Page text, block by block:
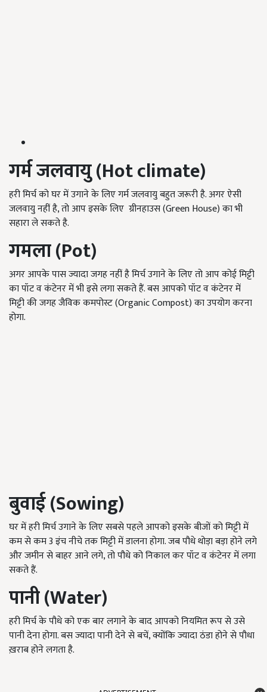
गर्मजलवायु(Hot climate)
हरी मिर्च को घर में उगाने के लिए गर्म जलवायु बहुत जरूरी है. अगर ऐसी
जलवायु नहीं है, तो आप इसके लिए ग्रीनहाउस (Green House) का भी
सहारा ले सकते है.
गमला(Pot)
अगर आपके पास ज्यादा जगह नहीं है मिर्च उगाने के लिए तो आप कोई मिट्टी
का पॉट व कंटेनर में भी इसे लगा सकते हैं. बस आपको पॉट व कंटेनर में
मिट्टी की जगह जैविक कमपोस्ट (Organic Compost) का उपयोग करना
होगा.
बुवाई(Sowing)
घर में हरी मिर्च उगाने के लिए सबसे पहले आपको इसके बीजों को मिट्टी में
कम से कम 3 इंच नीचे तक मिट्टी में डालना होगा. जब पौधे थोड़ा बड़ा होने लगे
और जमीन से बाहर आने लगे, तो पौधे को निकाल कर पॉट व कंटेनर में लगा
सकते हैं.
पानी(Water)
हरी मिर्च के पौधे को एक बार लगाने के बाद आपको नियमित रूप से उसे
पानी देना होगा. बस ज्यादा पानी देने से बचें, क्योंकि ज्यादा ठंडा होने से पौधा
ख़राब होने लगता है.